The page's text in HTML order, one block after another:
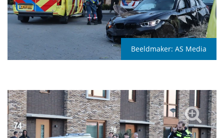
Beeldmaker: AS Media